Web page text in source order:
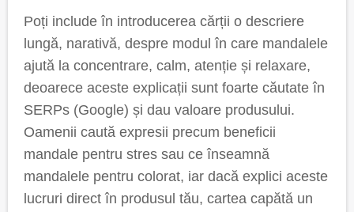
Poți include în introducerea cărții o descriere
lungă, narativă, despre modul în care mandalele
ajută la concentrare, calm, atenție și relaxare,
deoarece aceste explicații sunt foarte căutate în
SERPs (Google) și dau valoare produsului.
Oamenii caută expresii precum beneficii
mandale pentru stres sau ce înseamnă
mandalele pentru colorat, iar dacă explici aceste
lucruri direct în produsul tău, cartea capătă un